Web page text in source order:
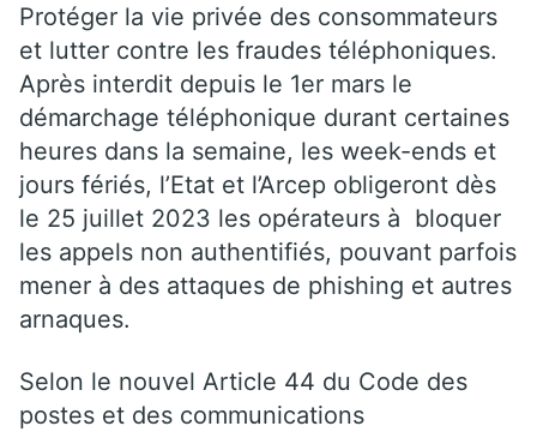
Protéger la vie privée des consommateurs
et lutter contre les fraudes téléphoniques.
Après interdit depuis le 1er mars le
démarchage téléphonique durant certaines
heures dans la semaine, les week-ends et
jours fériés, l’Etat et l’Arcep obligeront dès
le 25 juillet 2023 les opérateurs à bloquer
les appels non authentifiés, pouvant parfois
mener à des attaques de phishing et autres
arnaques.
Selon le nouvel Article 44 du Code des
postes et des communications